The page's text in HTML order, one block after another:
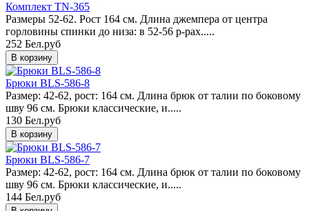
Комплект TN-365
Размеры 52-62. Рост 164 см. Длина джемпера от центра
горловины спинки до низа: в 52-56 р-рах.....
252 Бел.руб
Брюки BLS-586-8
Размер: 42-62, рост: 164 см. Длина брюк от талии по боковому
шву 96 см. Брюки классические, и.....
130 Бел.руб
Брюки BLS-586-7
Размер: 42-62, рост: 164 см. Длина брюк от талии по боковому
шву 96 см. Брюки классические, и.....
144 Бел.руб